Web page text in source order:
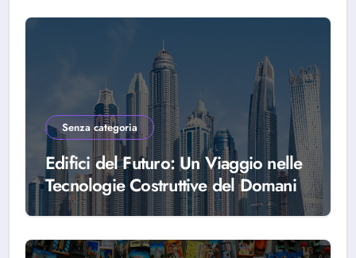
Senza categoria
Edifici del Futuro: Un Viaggio nelle
Tecnologie Costruttive del Domani